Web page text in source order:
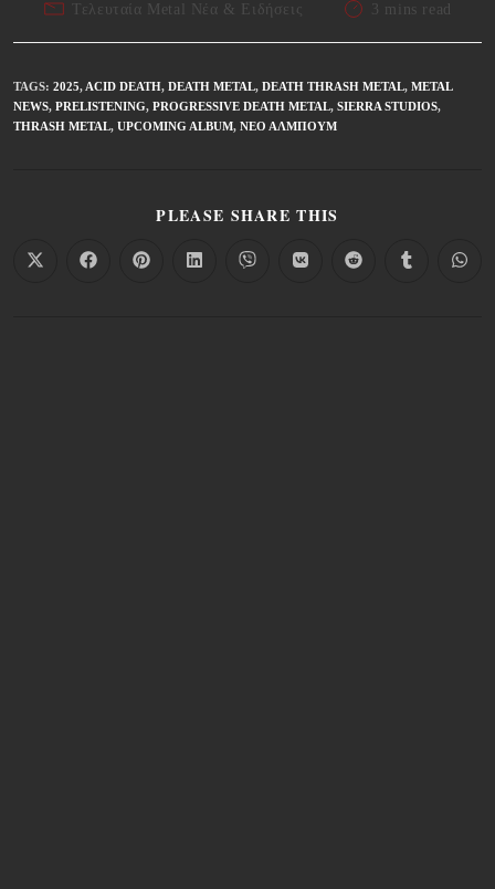
Τελευταία Metal Νέα & Eιδήσεις 3 mins read
TAGS: 2025,ACID DEATH, DEATH METAL, DEATH THRASH METAL, METAL
NEWS, PRELISTENING, PROGRESSIVE DEATH METAL, SIERRA STUDIOS,
THRASH METAL, UPCOMING ALBUM, ΝΈΟ ΆΛΜΠΟΥΜ
PLEASE SHARE THIS